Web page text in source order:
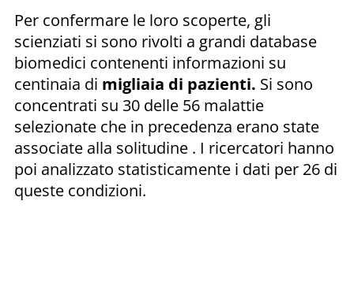
Per confermare le loro scoperte, gli
scienziati si sono rivolti a grandi database
biomedici contenenti informazioni su
centinaia di migliaia di pazienti. Si sono
concentrati su 30 delle 56 malattie
selezionate che in precedenza erano state
associate alla solitudine . I ricercatori hanno
poi analizzato statisticamente i dati per 26 di
queste condizioni.